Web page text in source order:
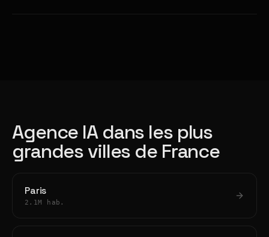
Agence IA dans les plus
grandes villes de France
Paris
2.1M hab.